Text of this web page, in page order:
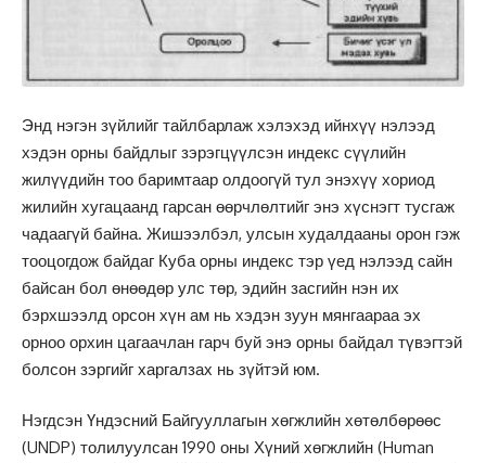
Энд нэгэн зүйлийг тайлбарлаж хэлэхэд ийнхүү нэлээд
хэдэн орны байдлыг зэрэгцүүлсэн индекс сүүлийн
жилүүдийн тоо баримтаар олдоогүй тул энэхүү хориод
жилийн хугацаанд гарсан өөрчлөлтийг энэ хүснэгт тусгаж
чадаагүй байна. Жишээлбэл, улсын худалдааны орон гэж
тооцогдож байдаг Куба орны индекс тэр үед нэлээд сайн
байсан бол өнөөдөр улс төр, эдийн засгийн нэн их
бэрхшээлд орсон хүн ам нь хэдэн зуун мянгаараа эх
орноо орхин цагаачлан гарч буй энэ орны байдал түвэгтэй
болсон зэргийг харгалзах нь зүйтэй юм.
Нэгдсэн Үндэсний Байгууллагын хөгжлийн хөтөлбөрөөс
(UNDP) толилуулсан 1990 оны Хүний хөгжлийн (Human